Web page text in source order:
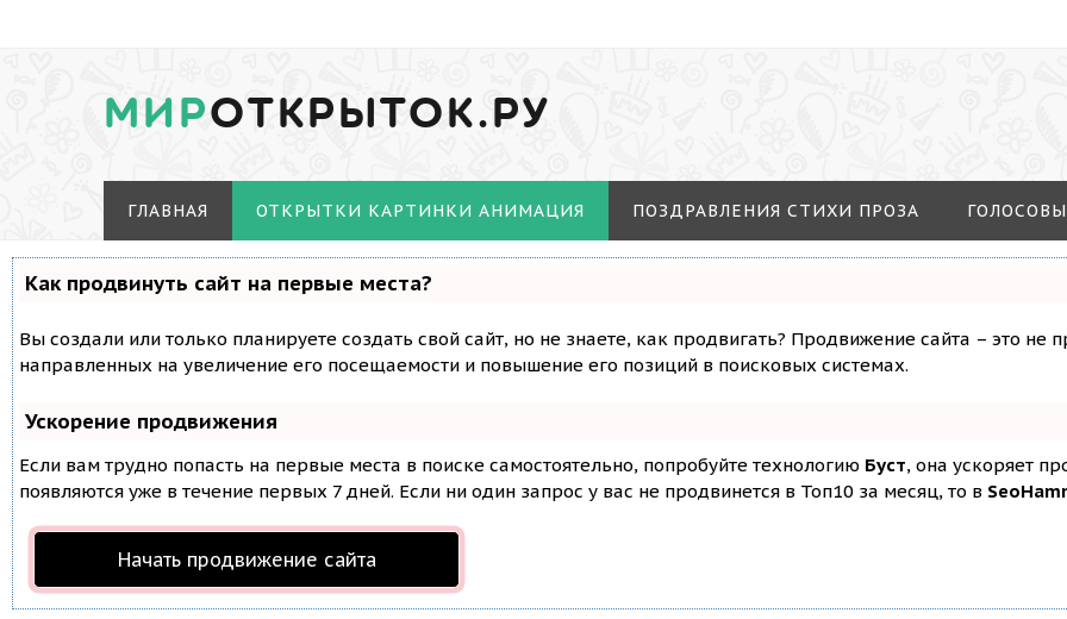
МИРОТКРЫТОК.РУ
ГЛАВНАЯ ОТКРЫТКИ КАРТИНКИ АНИМАЦИЯ ПОЗДРАВЛЕНИЯ СТИХИ ПРОЗА
Как продвинуть сайт на первые места?
Вы создали или только планируете создать свой сайт, но не знаете, как продвигать? Продвижение сайта – это
направленных на увеличение его посещаемости и повышение его позиций в поисковых системах.
Ускорение продвижения
Если вам трудно попасть на первые места в поиске самостоятельно, попробуйте технологию Буст, она ускоряет
появляются уже в течение первых 7 дней. Если ни один запрос у вас не продвинется в Топ10 за месяц, то в
Начать продвижение сайта